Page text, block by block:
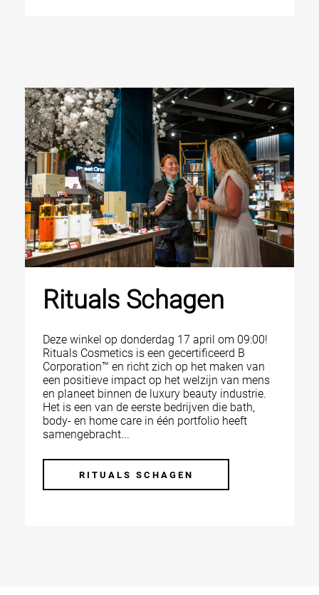
Rituals Schagen
Deze winkel op donderdag 17 april om 09:00!
Rituals Cosmetics is een gecertificeerd B
Corporation™ en richt zich op het maken van
een positieve impact op het welzijn van mens
en planeet binnen de luxury beauty industrie.
Het is een van de eerste bedrijven die bath,
body- en home care in één portfolio heeft
samengebracht...
RITUALS SCHAGEN